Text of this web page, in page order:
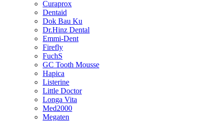
Curaprox
Dentaid
Dok Bau Ku
Dr.Hinz Dental
Emmi-Dent
Firefly
FuchS
GC Tooth Mousse
Hapica
Listerine
Little Doctor
Longa Vita
Med2000
Megaten